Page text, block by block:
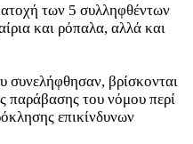
των 5 συλληφθέντων
και ρόπαλα, αλλά και
συνελήφθησαν, βρίσκονται
παράβασης του νόμου περί
επικίνδυνων